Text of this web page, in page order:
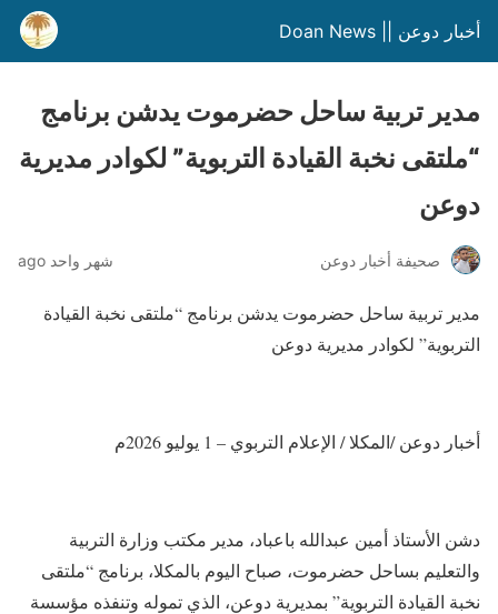
أخبار دوعن || Doan News
مدير تربية ساحل حضرموت يدشن برنامج
“ملتقى نخبة القيادة التربوية” لكوادر مديرية
دوعن
صحيفة أخبار دوعن شهر واحد ago
مدير تربية ساحل حضرموت يدشن برنامج “ملتقى نخبة القيادة
التربوية” لكوادر مديرية دوعن
أخبار دوعن /المكلا / الإعلام التربوي – 1 يوليو 2026م
دشن الأستاذ أمين عبدالله باعباد، مدير مكتب وزارة التربية
والتعليم بساحل حضرموت، صباح اليوم بالمكلا، برنامج “ملتقى
نخبة القيادة التربوية” بمديرية دوعن، الذي تموله وتنفذه مؤسسة